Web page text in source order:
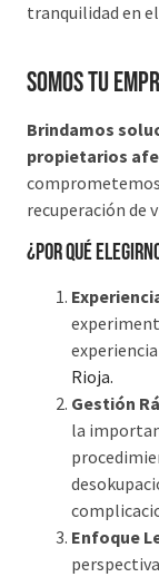
tranquilidad en
Somos tu
Brindamos
propietarios
recuperación de
¿Por qué
Rioja.
Gestión
la
Enfoque